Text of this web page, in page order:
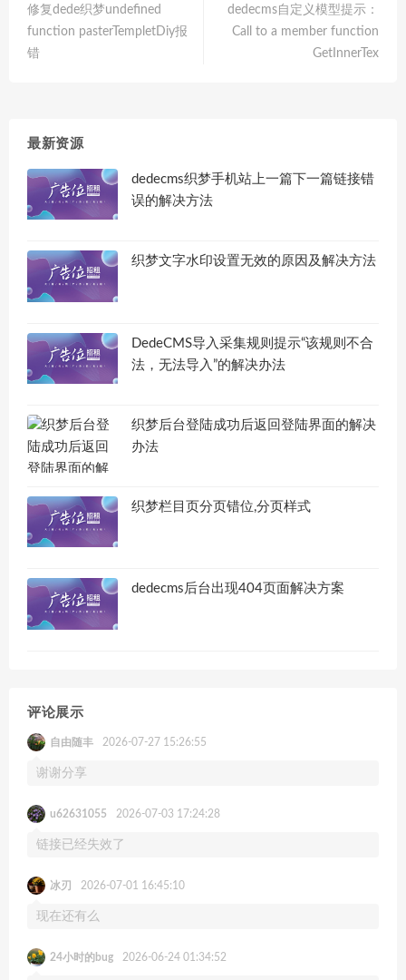
修复dede织梦undefined
function pasterTempletDiy报
错
dedecms自定义模型提示：
Call to a member function
GetInnerTex
最新资源
dedecms织梦手机站上一篇下一篇链接错
误的解决方法
织梦文字水印设置无效的原因及解决方法
DedeCMS导入采集规则提示“该规则不合
法，无法导入”的解决办法
织梦后台登陆成功后返回登陆界面的解决
办法
织梦栏目页分页错位,分页样式
dedecms后台出现404页面解决方案
评论展示
自由随丰 2026-07-27 15:26:55
谢谢分享
u62631055 2026-07-03 17:24:28
链接已经失效了
冰刃 2026-07-01 16:45:10
现在还有么
24小时的bug 2026-06-24 01:34:52